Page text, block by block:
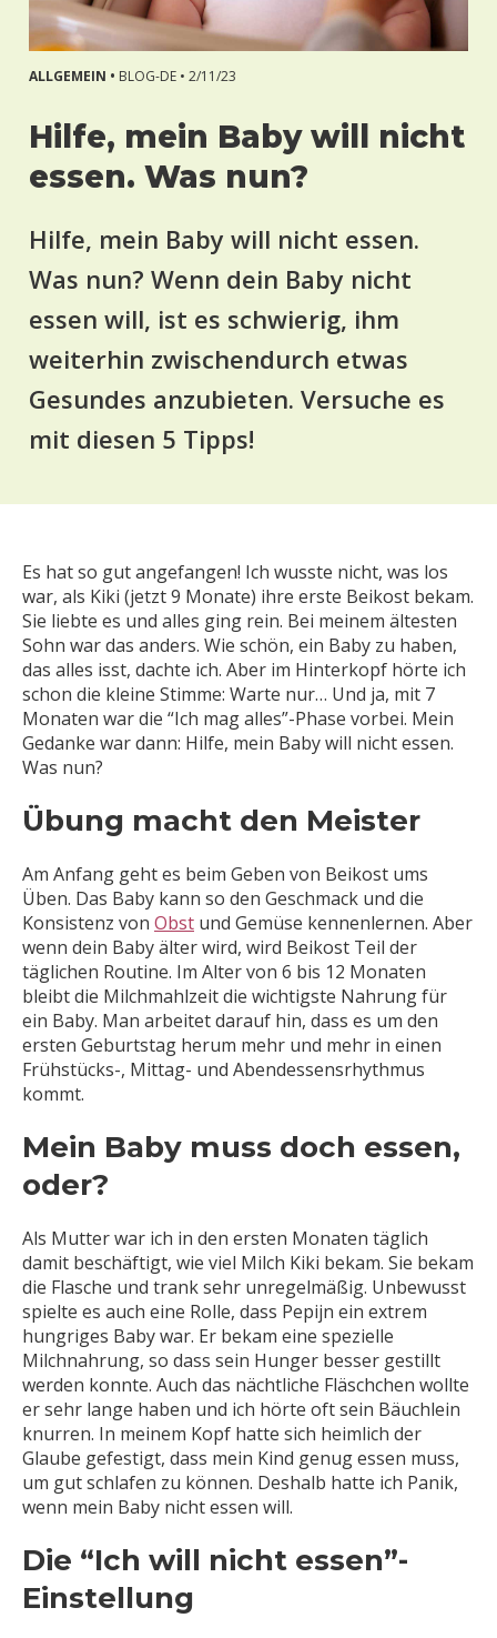
ALLGEMEIN • BLOG-DE • 2/11/23
Hilfe, mein Baby will nicht
essen. Was nun?
Hilfe, mein Baby will nicht essen.
Was nun? Wenn dein Baby nicht
essen will, ist es schwierig, ihm
weiterhin zwischendurch etwas
Gesundes anzubieten. Versuche es
mit diesen 5 Tipps!
Es hat so gut angefangen! Ich wusste nicht, was los
war, als Kiki (jetzt 9 Monate) ihre erste Beikost bekam.
Sie liebte es und alles ging rein. Bei meinem ältesten
Sohn war das anders. Wie schön, ein Baby zu haben,
das alles isst, dachte ich. Aber im Hinterkopf hörte ich
schon die kleine Stimme: Warte nur… Und ja, mit 7
Monaten war die “Ich mag alles”-Phase vorbei. Mein
Gedanke war dann: Hilfe, mein Baby will nicht essen.
Was nun?
Übung macht den Meister
Am Anfang geht es beim Geben von Beikost ums
Üben. Das Baby kann so den Geschmack und die
Konsistenz von Obst und Gemüse kennenlernen. Aber
wenn dein Baby älter wird, wird Beikost Teil der
täglichen Routine. Im Alter von 6 bis 12 Monaten
bleibt die Milchmahlzeit die wichtigste Nahrung für
ein Baby. Man arbeitet darauf hin, dass es um den
ersten Geburtstag herum mehr und mehr in einen
Frühstücks-, Mittag- und Abendessensrhythmus
kommt.
Mein Baby muss doch essen,
oder?
Als Mutter war ich in den ersten Monaten täglich
damit beschäftigt, wie viel Milch Kiki bekam. Sie bekam
die Flasche und trank sehr unregelmäßig. Unbewusst
spielte es auch eine Rolle, dass Pepijn ein extrem
hungriges Baby war. Er bekam eine spezielle
Milchnahrung, so dass sein Hunger besser gestillt
werden konnte. Auch das nächtliche Fläschchen wollte
er sehr lange haben und ich hörte oft sein Bäuchlein
knurren. In meinem Kopf hatte sich heimlich der
Glaube gefestigt, dass mein Kind genug essen muss,
um gut schlafen zu können. Deshalb hatte ich Panik,
wenn mein Baby nicht essen will.
Die “Ich will nicht essen”-
Einstellung